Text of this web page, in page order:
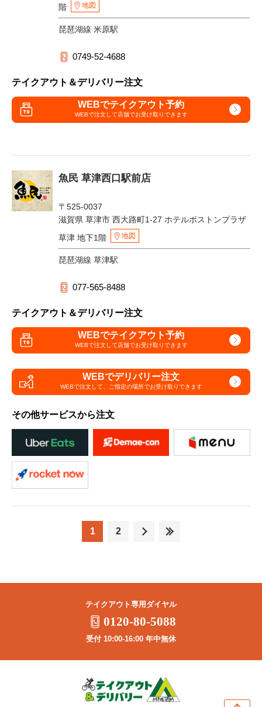
階
地図
琵琶湖線 米原駅
0749-52-4688
テイクアウト＆デリバリー注文
WEBでテイクアウト予約
WEBで注文して店舗でお受け取りできます
魚民 草津西口駅前店
〒525-0037
滋賀県 草津市 西大路町1-27 ホテルボストンプラザ
草津 地下1階
地図
琵琶湖線 草津駅
077-565-8488
テイクアウト＆デリバリー注文
WEBでテイクアウト予約
WEBで注文して店舗でお受け取りできます
WEBでデリバリー注文
WEBで注文して、 ご指定の場所でお受け取りできます
その他サービスから注文
1 2
テイクアウト専用ダイヤル
0120-80-5088
受付 10:00-16:00 年中無休